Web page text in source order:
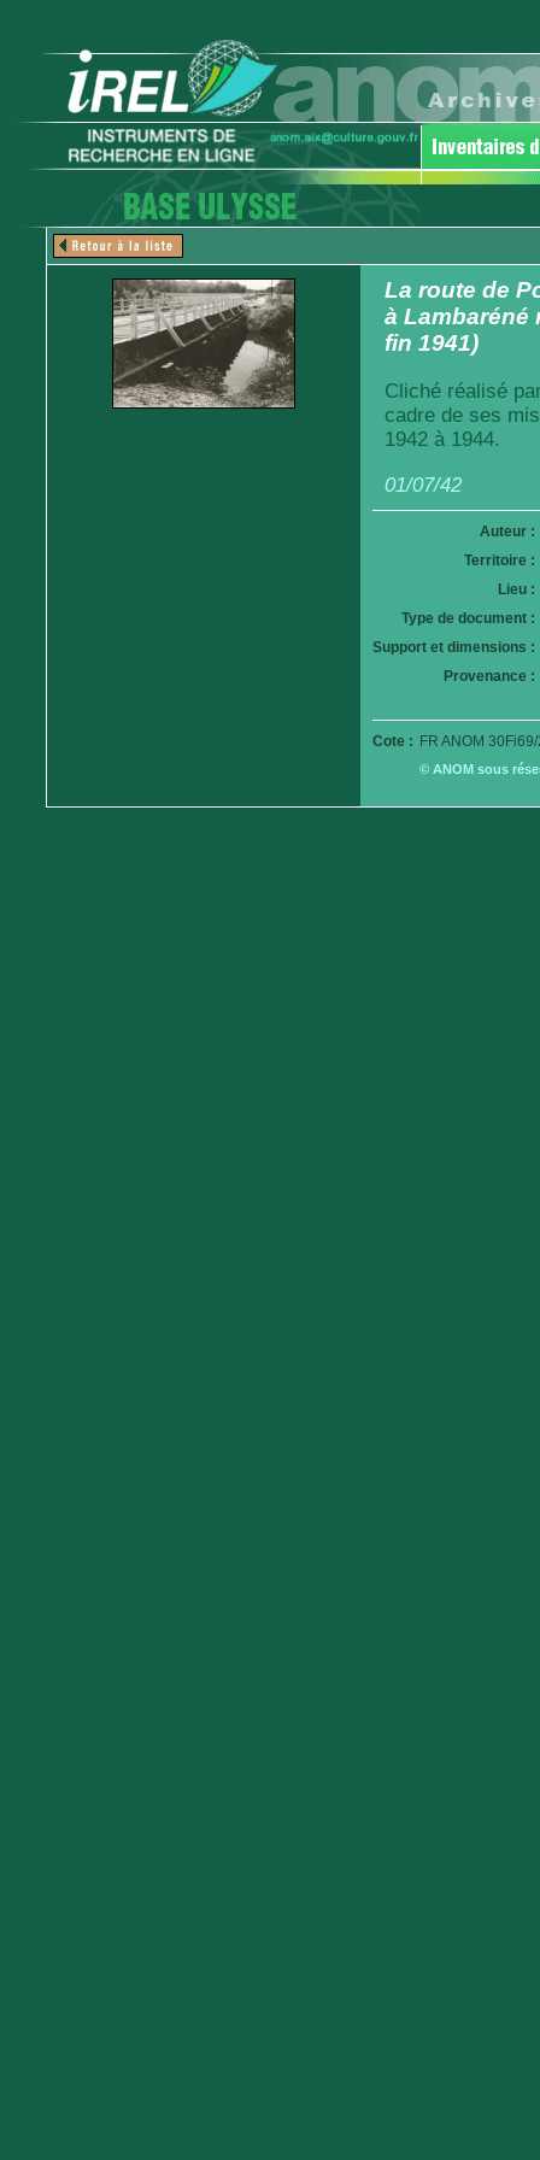
La route de
à Lambaréné
fin 1941)
Cliché réalisé
cadre de ses
1942 à 1944.
01/07/42
Auteur :
Territoire :
Lieu :
Type de document :
Support et dimensions :
Provenance :
Cote : FR ANOM
© ANOM sous